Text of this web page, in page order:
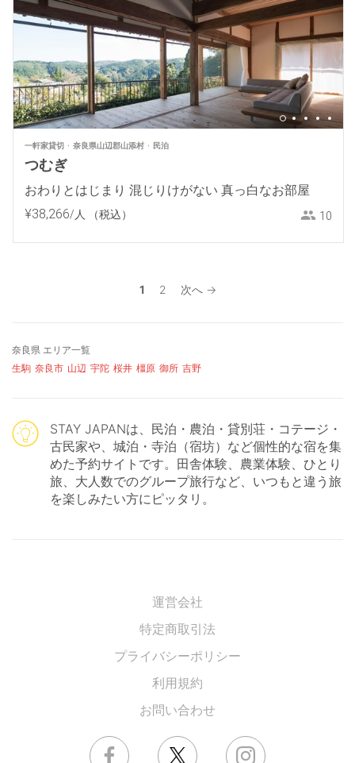
一軒家貸切 奈良県山辺郡山添村 民泊
つむぎ
おわりとはじまり 混じりけがない 真っ白なお部屋
¥38,266/人 （税込） 10
1 2 次へ →
奈良県 エリア一覧
生駒 奈良市 山辺 宇陀 桜井 橿原 御所 吉野
STAY JAPANは、民泊・農泊・貸別荘・コテージ・
古民家や、城泊・寺泊（宿坊）など個性的な宿を集
めた予約サイトです。田舎体験、農業体験、ひとり
旅、大人数でのグループ旅行など、いつもと違う旅
を楽しみたい方にピッタリ。
運営会社
特定商取引法
プライバシーポリシー
利用規約
お問い合わせ